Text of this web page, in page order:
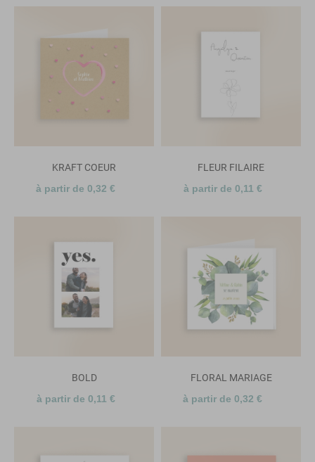
KRAFT COEUR
à partir de 0,32 €
FLEUR FILAIRE
à partir de 0,11 €
BOLD
à partir de 0,11 €
FLORAL MARIAGE
à partir de 0,32 €